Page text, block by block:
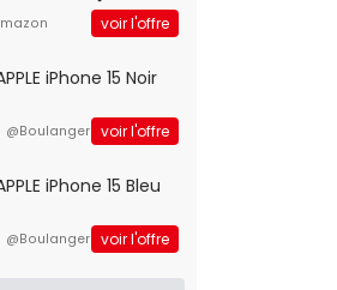
voir l'offre
iPhone 15 Noir
@Boulanger voir l'offre
iPhone 15 Bleu
@Boulanger voir l'offre